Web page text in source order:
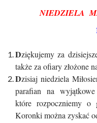
NIEDZIELA
Dziękujemy za
także za ofiary złożone
Dzisiaj niedziela
parafian na wyjątkowe
które rozpoczniemy o
Koronki można zyskać